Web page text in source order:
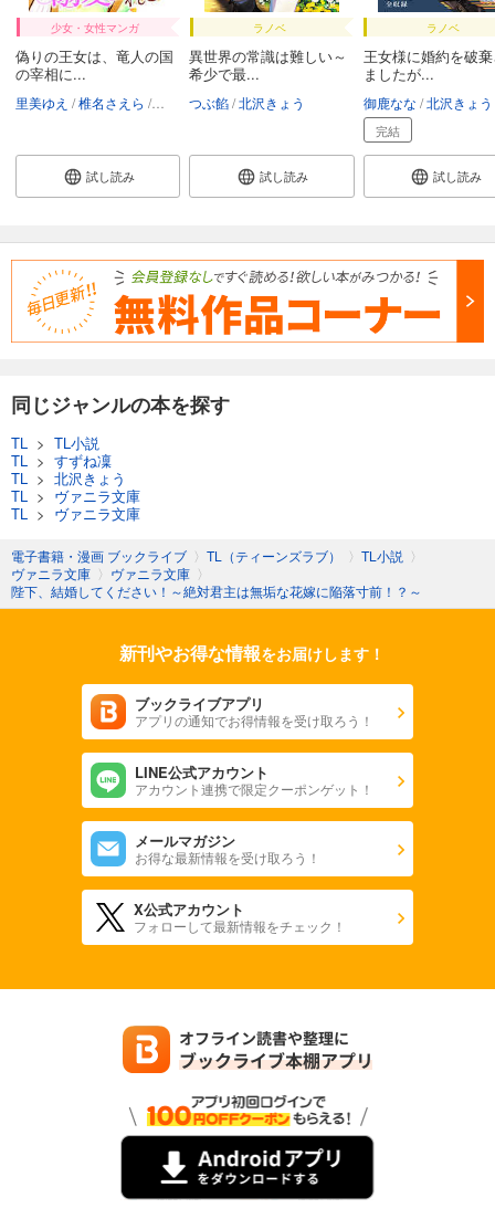
少女・女性マンガ
偽りの王女は、竜人の国
の宰相に...
里美ゆえ 椎名さえら 北沢きょう
試し読み
ラノベ
異世界の常識は難しい～
希少で最...
つぶ餡 北沢きょう
試し読み
ラノベ
王女様に婚約を破
ましたが...
御鹿なな 北沢きょう
完結
試し読み
同じジャンルの本を探す
TL > TL小説
TL
> すずね凜
TL
> 北沢きょう
TL
> ヴァニラ文庫
TL
> ヴァニラ文庫
電子書籍・漫画 ブックライブ 〉 TL（ティーンズラブ） 〉 TL小説 〉
ヴァニラ文庫 〉 ヴァニラ文庫 〉
陛下、結婚してください！～絶対君主は無垢な花嫁に陥落寸前！？～
新刊やお得な情報をお届けします！
ブックライブアプリ
アプリの通知でお得情報を受け取ろう！
LINE公式アカウント
アカウント連携で限定クーポンゲット！
メールマガジン
お得な最新情報を受け取ろう！
X公式アカウント
フォローして最新情報をチェック！